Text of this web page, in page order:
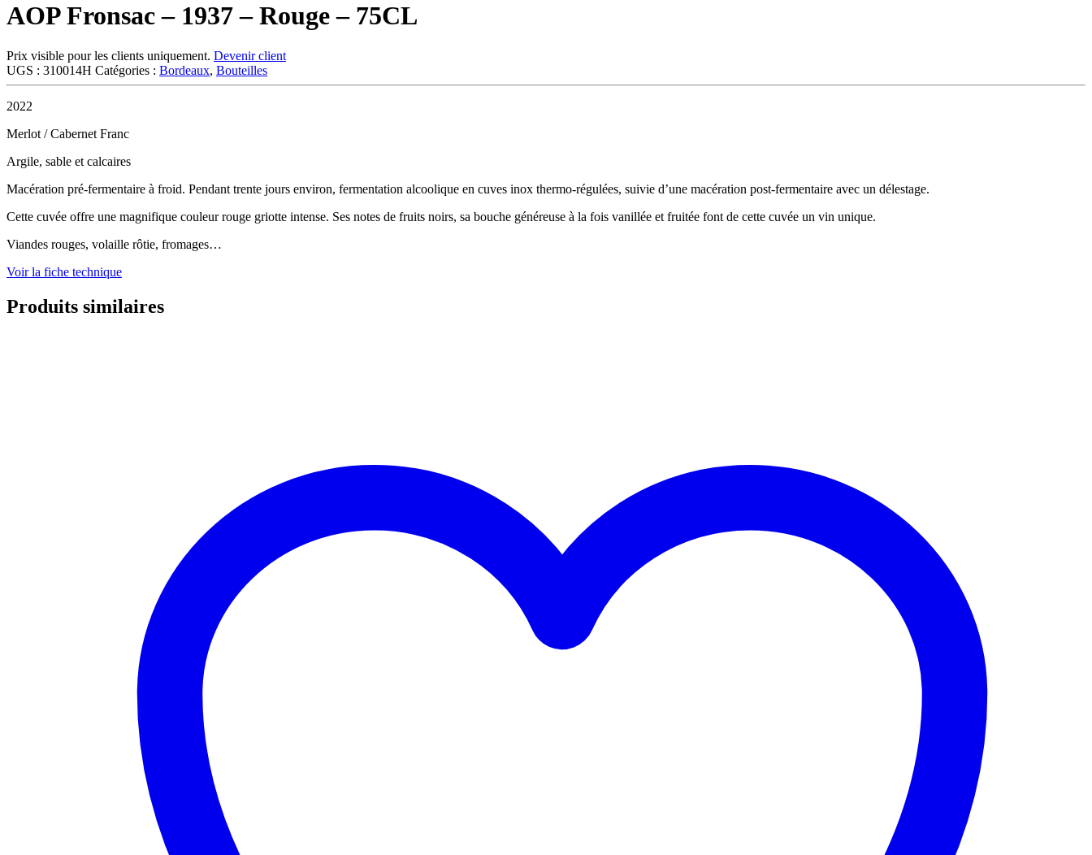
AOP Fronsac – 1937 – Rouge – 75CL
Prix visible pour les clients uniquement. Devenir client
UGS : 310014H Catégories : Bordeaux, Bouteilles
2022
Merlot / Cabernet Franc
Argile, sable et calcaires
Macération pré-fermentaire à froid. Pendant trente jours environ, fermentation alcoolique en cuves inox thermo-régulées, suivie d’une macération post-fermentaire avec un délestage.
Cette cuvée offre une magnifique couleur rouge griotte intense. Ses notes de fruits noirs, sa bouche généreuse à la fois vanillée et fruitée font de cette cuvée un vin unique.
Viandes rouges, volaille rôtie, fromages…
Voir la fiche technique
Produits similaires